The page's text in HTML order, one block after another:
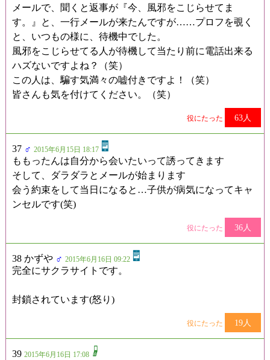
メールで、聞くと返事が『今、風邪をこじらせてま
す。』と、一行メールが来たんですが……プロフを覗く
と、いつもの様に、待機中でした。
風邪をこじらせてる人が待機して当たり前に電話出来る
ハズないですよね？（笑）
この人は、騙す気満々の嘘付きですよ！（笑）
皆さんも気を付けてください。（笑）
役にたった 63人
37 ♂ 2015年6月15日 18:17
ももったんは自分から会いたいって誘ってきます
そして、ダラダラとメールが始まります
会う約束をして当日になると…子供が病気になってキャ
ンセルです(笑)
役にたった 36人
38 かずや ♂ 2015年6月16日 09:22
完全にサクラサイトです。
封鎖されています(怒り)
役にたった 19人
39 2015年6月16日 17:08